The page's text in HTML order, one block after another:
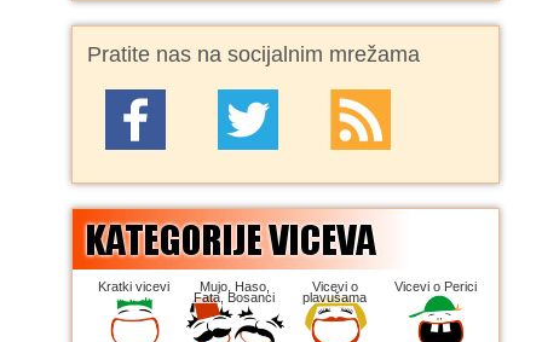
Pratite nas na socijalnim mrežama
Kratki vicevi Mujo, Haso,
Fata, Bosanci
Vicevi o
plavušama
Vicevi o Perici